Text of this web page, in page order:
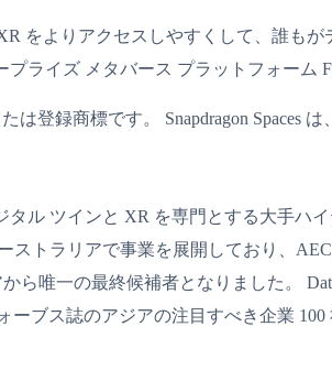
をよりアクセスしやすくして、誰も
ライズ メタバース プラットフォーム
は登録商標です。 Snapdragon Spaces
タル ツインと XR を専門とする大手
ストラリアで事業を展開しており、
から唯一の最終候補者となりました。
ブス誌のアジアの注目すべき企業 100